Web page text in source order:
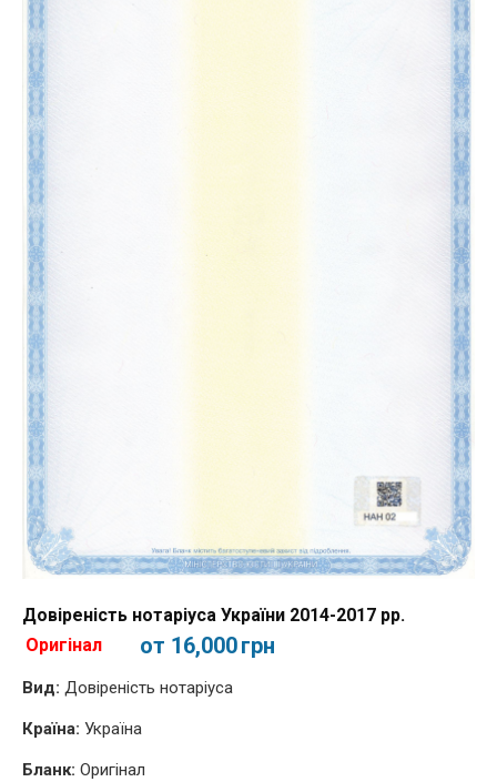
Довіреність нотаріуса України 2014-2017 рр.
Оригінал
от 16,000грн
Вид: Довіреність нотаріуса
Країна: Україна
Бланк: Оригінал